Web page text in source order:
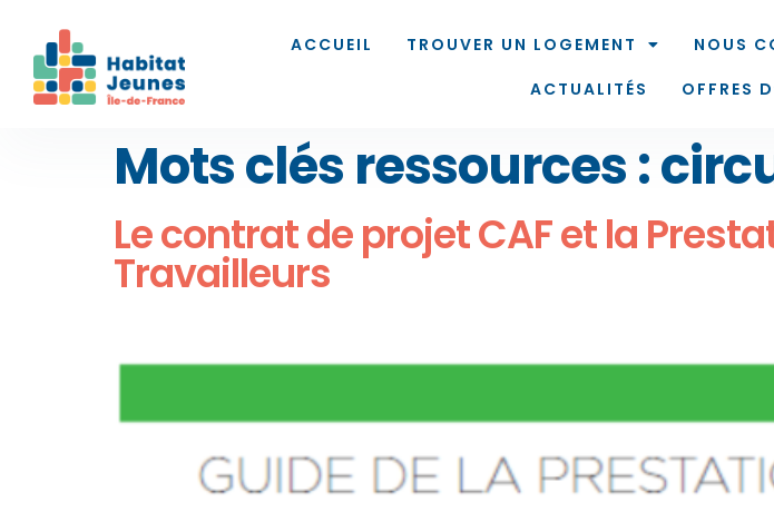
ACCUEIL TROUVER UN LOGEMENT NOUS
ACTUALITÉS
OFFRES
Mots clés ressources :
Le contrat de projet CAF et la
Travailleurs